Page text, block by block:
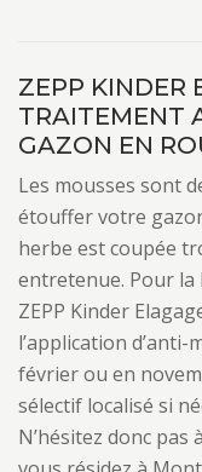
ZEPP KINDER
TRAITEMENT
GAZON EN
Les mousses sont
étouffer votre
herbe est coupée
entretenue. Pour la
ZEPP Kinder
l’application
février ou en
sélectif localisé si
N’hésitez donc pas